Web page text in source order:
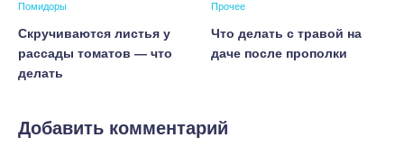
Помидоры
Скручиваются листья у
рассады томатов — что
делать
Прочее
Что делать с травой на
даче после прополки
Добавить комментарий